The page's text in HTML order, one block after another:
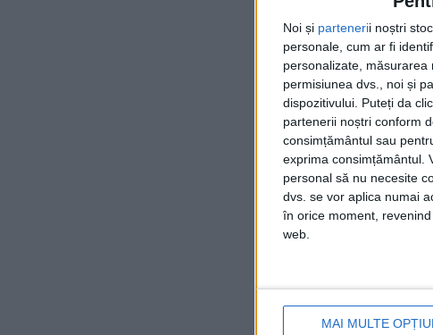
Noi și partenerii noștri
personale, cum ar fi
personalizate, măsurarea
permisiunea dvs., noi și
dispozitivului. Puteți da
partenerii noștri conform
consimțământul sau
exprima consimțământul.
personal să nu necesite
dvs. se vor aplica numai
în orice moment,
web.
MAI MULTE